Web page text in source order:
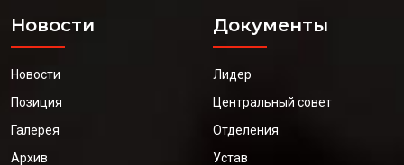
Новости
Новости
Позиция
Галерея
Архив
Документы
Лидер
Центральный совет
Отделения
Устав